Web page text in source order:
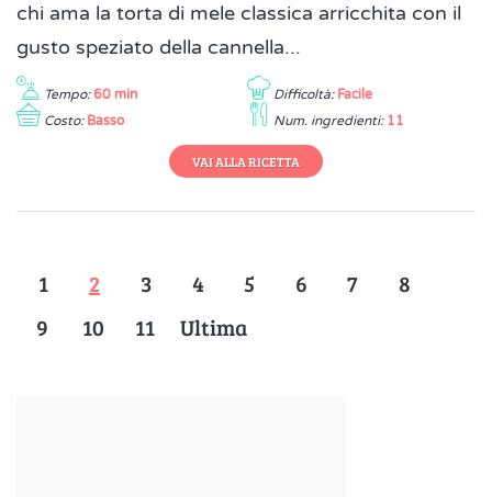
chi ama la torta di mele classica arricchita con il
gusto speziato della cannella...
Tempo: 60 min Difficoltà: Facile
Costo: Basso Num. ingredienti: 11
VAI ALLA RICETTA
1 2 3 4 5 6 7
8
9
10 11 Ultima